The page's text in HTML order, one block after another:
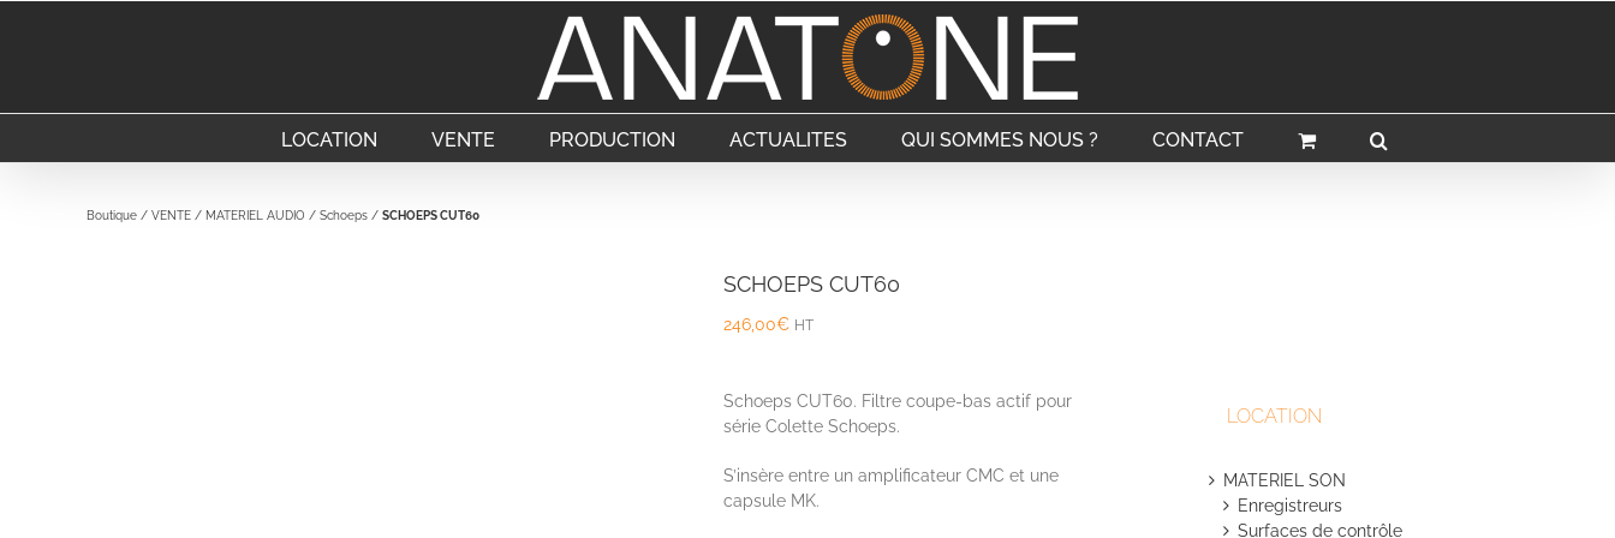
LOCATION VENTE PRODUCTION ACTUALITES QUI SOMMES NOUS ? CONTACT
Boutique / VENTE / MATERIEL AUDIO / Schoeps / SCHOEPS CUT60
SCHOEPS CUT60
246,00€ HT
Schoeps CUT60. Filtre coupe-bas actif pour
série Colette Schoeps.
S’insère entre un amplificateur CMC et une
capsule MK.
LOCATION
MATERIEL SON
Enregistreurs
Surfaces de contrôle